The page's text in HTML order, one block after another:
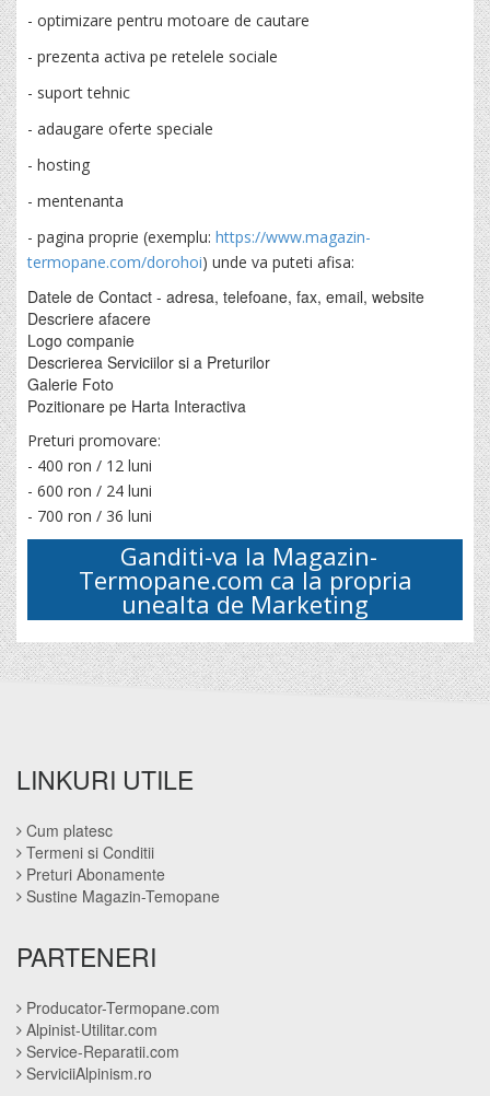
- optimizare pentru motoare de cautare
- prezenta activa pe retelele sociale
- suport tehnic
- adaugare oferte speciale
- hosting
- mentenanta
- pagina proprie (exemplu: https://www.magazin-
termopane.com/dorohoi) unde va puteti afisa:
Datele de Contact - adresa, telefoane, fax, email, website
Descriere afacere
Logo companie
Descrierea Serviciilor si a Preturilor
Galerie Foto
Pozitionare pe Harta Interactiva
Preturi promovare:
- 400 ron / 12 luni
- 600 ron / 24 luni
- 700 ron / 36 luni
Ganditi-va la Magazin-
Termopane.com ca la propria
unealta de Marketing
LINKURI UTILE
Cum platesc
Termeni si Conditii
Preturi Abonamente
Sustine Magazin-Temopane
PARTENERI
Producator-Termopane.com
Alpinist-Utilitar.com
Service-Reparatii.com
ServiciiAlpinism.ro